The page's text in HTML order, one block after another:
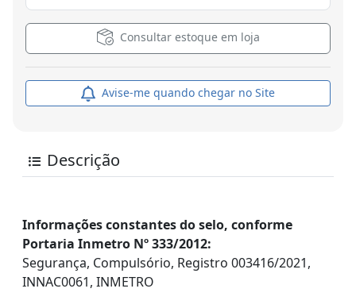
Consultar estoque em loja
Avise-me quando chegar no Site
Descrição
Informações constantes do selo, conforme
Portaria Inmetro Nº 333/2012:
Segurança, Compulsório, Registro 003416/2021,
INNAC0061, INMETRO